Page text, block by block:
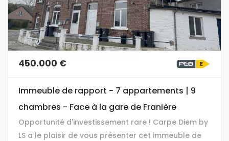
450.000 €
Immeuble de rapport - 7 appartements | 9
chambres - Face à la gare de Franière
Opportunité d'investissement rare ! Carpe Diem by
LS a le plaisir de vous présenter cet immeuble de